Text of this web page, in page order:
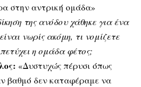
στην αντρική ομάδα»
της ανόδου χάθηκε για ένα
νωρίς ακόμη, τι νομίζετε
η ομάδα φέτος;
«Δυστυχώς πέρυσι όπως
βαθμό δεν καταφέραμε να